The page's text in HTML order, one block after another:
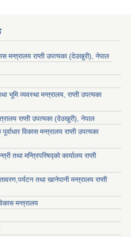
मन्‍‍त्रालय राप्ती उपत्यका (देउखुरी), नेपाल
भूमि व्यवस्था मन्त्रालय, राप्ती उपत्यका
राप्ती उपत्यका (देउखुरी), नेपाल
विकास मन्त्रालय राप्ती उपत्यका
तथा मन्त्रिपरिषद्को कार्यालय राप्ती
तथा खानेपानी मन्त्रालय राप्ती
मन्त्रालय